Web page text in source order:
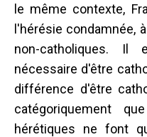
le même contexte,
l'hérésie condamnée,
non-catholiques. Il
nécessaire d'être
différence d'être
catégoriquement
hérétiques ne font